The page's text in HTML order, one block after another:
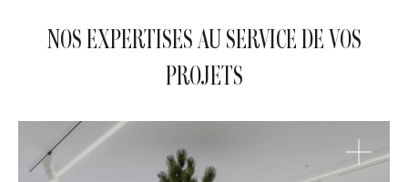
NOS EXPERTISES AU SERVICE DE VOS
PROJETS